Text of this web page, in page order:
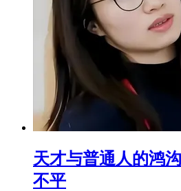
天才与普通人的鸿
不平